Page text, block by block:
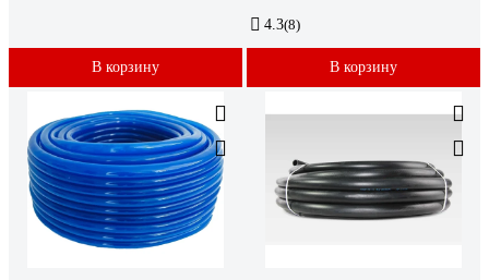
В корзину
4.3(8)
В корзину